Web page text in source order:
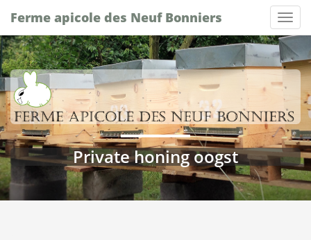
Ferme apicole des Neuf Bonniers
Private honing oogst